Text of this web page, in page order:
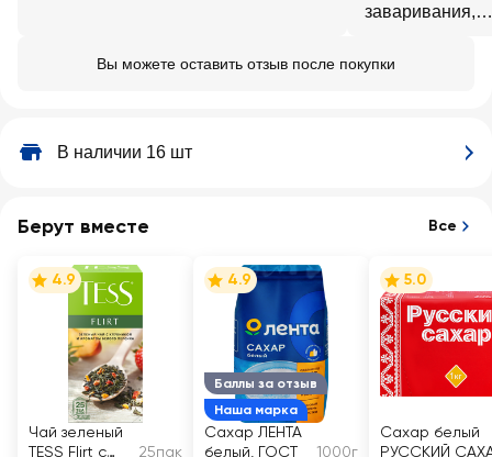
заваривания,
Вы можете оставить отзыв после покупки
В наличии 16 шт
Берут вместе Все
4.9
Чай зеленый
TESS Flirt с
25пак
Баллы за отзыв
Наша марка
4.9
Сахар ЛЕНТА
белый, ГОСТ
1000г
5.0
Сахар белый
РУССКИЙ